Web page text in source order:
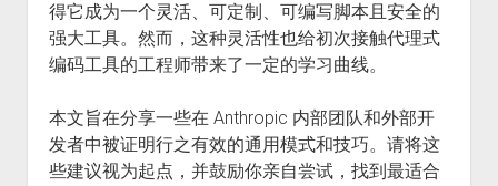
得它成为一个灵活、可定制、可编写脚本且安全的
强大工具。然而，这种灵活性也给初次接触代理式
编码工具的工程师带来了一定的学习曲线。
本文旨在分享一些在 Anthropic 内部团队和外部开
发者中被证明行之有效的通用模式和技巧。请将这
些建议视为起点，并鼓励你亲自尝试，找到最适合